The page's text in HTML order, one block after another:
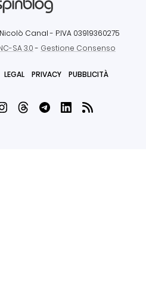
Canal - P.IVA 03919360275
SA 3.0- Gestione Consenso
LEGAL PRIVACY PUBBLICITÀ